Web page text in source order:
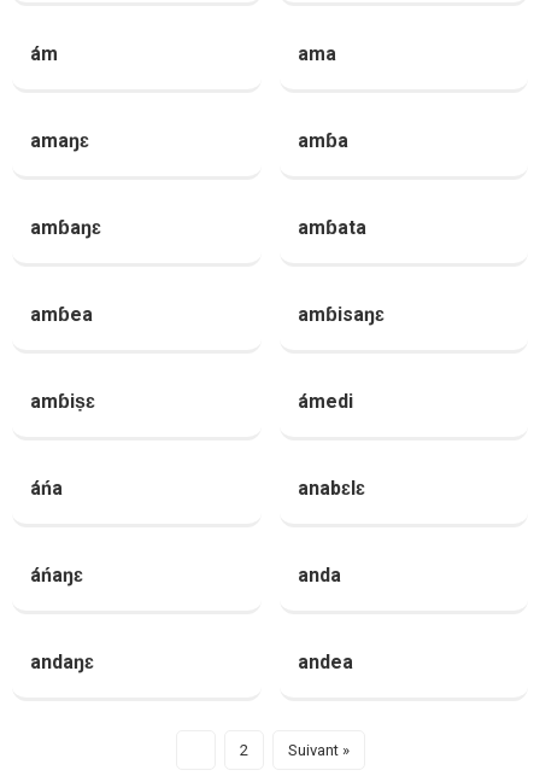
ám ama
amaŋɛ amɓa
amɓaŋɛ amɓata
amɓea amɓisaŋɛ
amɓiṣɛ ámedi
áńa anabɛlɛ
áńaŋɛ anda
andaŋɛ andea
2 Suivant »